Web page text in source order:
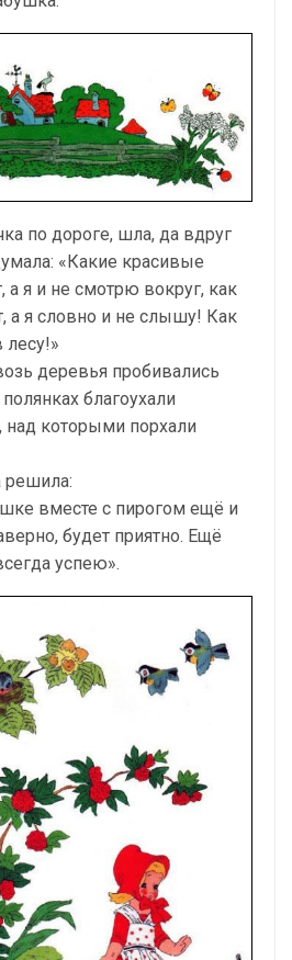
по дороге, шла, да вдруг
«Какие красивые
а я и не смотрю вокруг, как
а я словно и не слышу! Как
деревья пробивались
благоухали
которыми порхали
решила:
вместе с пирогом ещё и
будет приятно. Ещё
успею».